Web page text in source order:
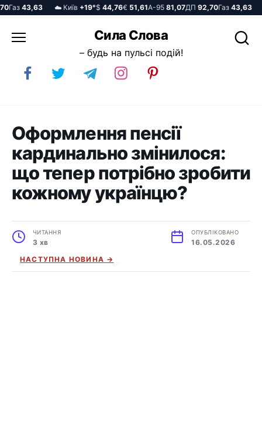
43,63 ☁️ Київ+19°$44,76€51,61А-9581,07ДП92,70Газ43,63 ☁️
до
Сила Слова
– будь на пульсі подій!
Оформлення пенсії
кардинально змінилося:
що тепер потрібно зробити
кожному українцю?
ЧИТАННЯ
3 хв
ОПУБЛІКОВАНО
16.05.2026
НАСТУПНА НОВИНА →